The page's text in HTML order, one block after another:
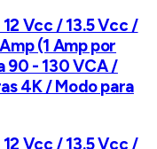
Vcc / 13.5 Vcc /
(1 Amp por
90 - 130 VCA /
4K / Modo para
Vcc / 13.5 Vcc /